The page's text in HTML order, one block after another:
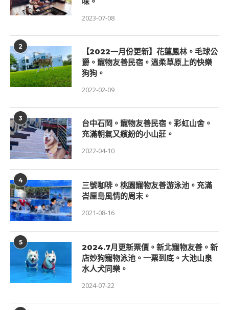
2023-07-08
2
【2022一月份更新】花蓮鳳林。毛球公
爵。寵物友善民宿。溫柔草原上的快樂
狗狗。
2022-02-09
3
台中石岡。寵物友善民宿。彩虹山舍。
充滿朝氣又繽紛的小山莊。
2022-04-10
4
三號咖啡。桃園寵物友善游泳池。充滿
峇厘島風情的周末。
2021-08-16
5
2024.7月更新票價。新北寵物友善。新
店妙狗寵物泳池。一票到底。大池山泉
水人犬同樂。
2024-07-22